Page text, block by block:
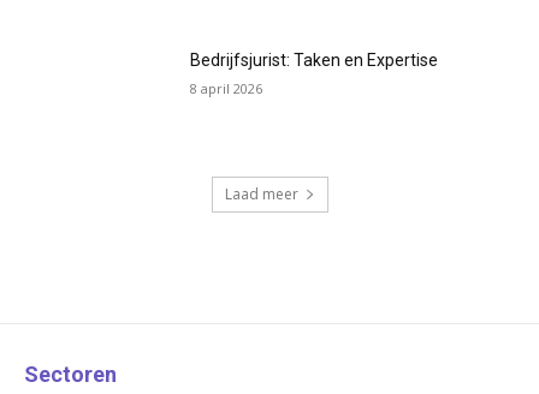
Bedrijfsjurist: Taken en Expertise
8 april 2026
Laad meer
Sectoren